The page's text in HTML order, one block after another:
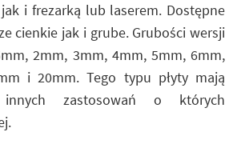
i frezarką lub laserem. Dostępne
cienkie jak i grube. Grubości wersji
2mm, 3mm, 4mm, 5mm, 6mm,
i 20mm. Tego typu płyty mają
zastosowań o których